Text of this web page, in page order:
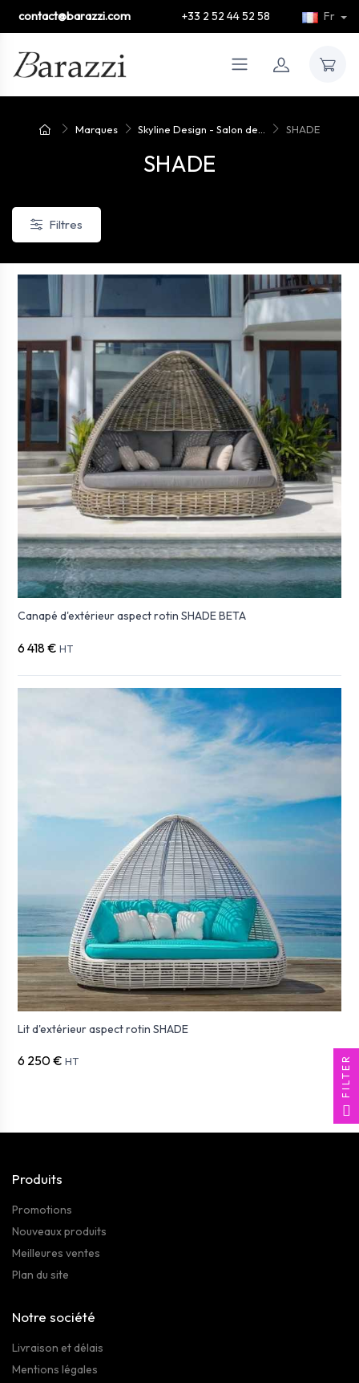
contact@barazzi.com +33 2 52 44 52 58 Fr
Marques Skyline Design - Salon de... SHADE
SHADE
Filtres
Canapé d'extérieur aspect rotin SHADE BETA
6 418 € HT
Lit d'extérieur aspect rotin SHADE
6 250 € HT
Produits
Promotions
Nouveaux produits
Meilleures ventes
Plan du site
Notre société
Livraison et délais
Mentions légales
FILTER